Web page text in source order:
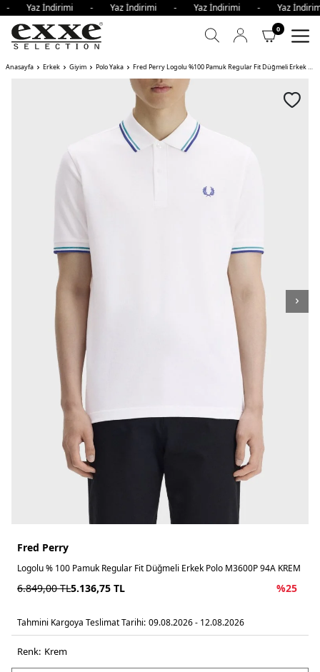
- Yaz İndirimi - Yaz İndirimi - Yaz İndirimi - Yaz
0
Anasayfa Erkek Giyim Polo Yaka Fred Perry Logolu %100 Pamuk Regular Fit Düğmeli Erkek Polo KREM
Fred Perry
Logolu % 100 Pamuk Regular Fit Düğmeli Erkek Polo M3600P 94A KREM
6.849,00TL5.136,75 TL %25
Tahmini Kargoya Teslimat Tarihi: 09.08.2026 - 12.08.2026
Renk: krem